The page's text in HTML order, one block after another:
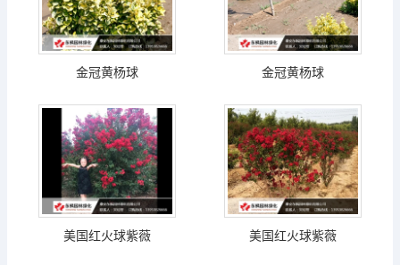
金冠黄杨球 金冠黄杨球
美国红火球紫薇 美国红火球紫薇